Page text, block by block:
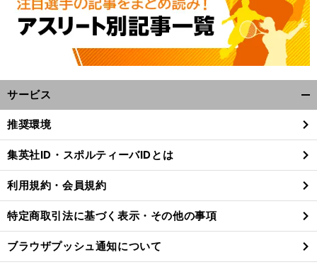
サービス
閉
る
推奨環境
集英社ID・スポルティーバIDとは
利用規約・会員規約
特定商取引法に基づく表示・その他の事項
ブラウザプッシュ通知について